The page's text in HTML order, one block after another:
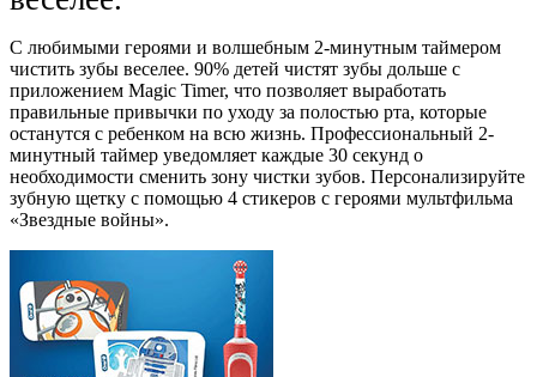
С любимыми героями и волшебным 2-минутным таймером
чистить зубы веселее. 90% детей чистят зубы дольше с
приложением Magiс Timer, что позволяет выработать
правильные привычки по уходу за полостью рта, которые
останутся с ребенком на всю жизнь. Профессиональный 2-
минутный таймер уведомляет каждые 30 секунд о
необходимости сменить зону чистки зубов. Персонализируйте
зубную щетку с помощью 4 стикеров с героями мультфильма
«Звездные войны».